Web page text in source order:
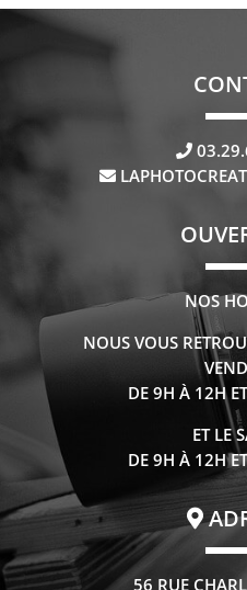
NOS
NOUS VOUS
DE 9H À 12H
ET LE
DE 9H À 12H
56 RUE